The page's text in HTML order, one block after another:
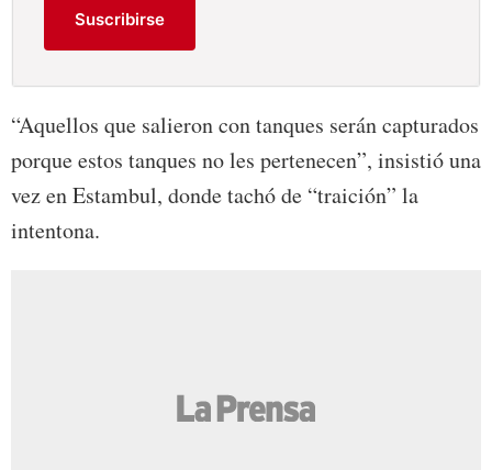
Suscribirse
“Aquellos que salieron con tanques serán capturados
porque estos tanques no les pertenecen”, insistió una
vez en Estambul, donde tachó de “traición” la
intentona.